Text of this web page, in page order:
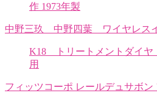
作 1973年製
中野三玖 中野四葉 ワイヤレス
K18 トリートメントダイ
用
フィッツコーポ レールデュサボ